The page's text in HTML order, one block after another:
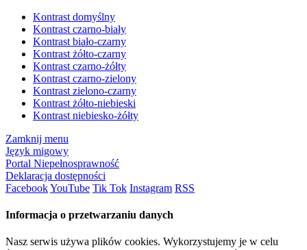
Kontrast domyślny
Kontrast czarno-biały
Kontrast biało-czarny
Kontrast żółto-czarny
Kontrast czarno-żółty
Kontrast czarno-zielony
Kontrast zielono-czarny
Kontrast żółto-niebieski
Kontrast niebiesko-żółty
Zamknij menu
Język migowy
Portal Niepełnosprawność
Deklaracja dostępności
FacebookYouTube Tik Tok Instagram RSS
Informacja o przetwarzaniu danych
Nasz serwis używa plików cookies. Wykorzystujemy je w celu